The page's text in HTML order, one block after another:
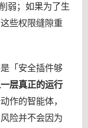
弱；如果为了生
些权限缝隙重
「安全插件够
层真正的运行
作的智能体，
险并不会因为